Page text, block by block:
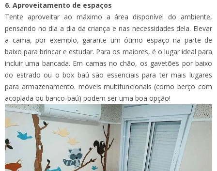
6. Aproveitamento de espaços
Tente aproveitar ao máximo a área disponível do ambiente,
pensando no dia a dia da criança e nas necessidades dela. Elevar
a cama, por exemplo, garante um ótimo espaço na parte de
baixo para brincar e estudar. Para os maiores, é o lugar ideal para
incluir uma bancada. Em camas no chão, os gavetões por baixo
do estrado ou o box baú são essenciais para ter mais lugares
para armazenamento. móveis multifuncionais (como berço com
acoplada ou banco-baú) podem ser uma boa opção!